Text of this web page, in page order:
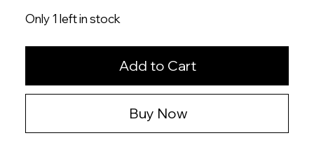
Only 1 left in stock
Add to Cart
Buy Now